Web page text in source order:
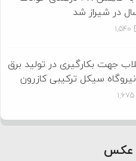
در شیراز شد
1,540
جهت بکارگیری در تولید برق
سیکل ترکیبی کازرون
1,675
عکس